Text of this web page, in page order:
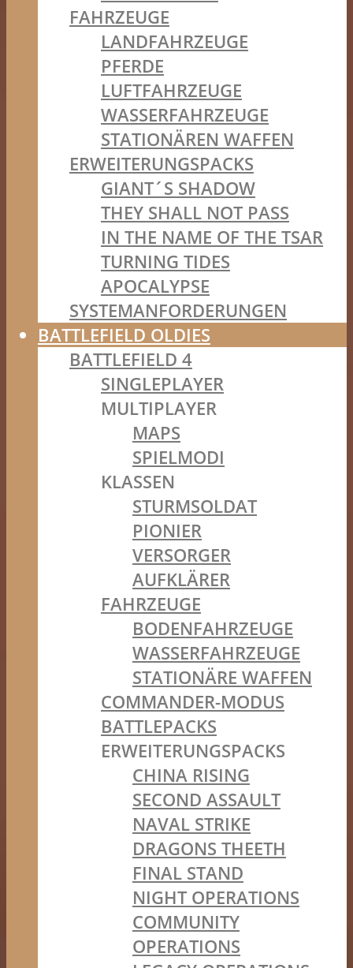
FAHRZEUGE
LANDFAHRZEUGE
PFERDE
LUFTFAHRZEUGE
WASSERFAHRZEUGE
STATIONÄREN WAFFEN
ERWEITERUNGSPACKS
GIANT´S SHADOW
THEY SHALL NOT PASS
IN THE NAME OF THE TSAR
TURNING TIDES
APOCALYPSE
SYSTEMANFORDERUNGEN
BATTLEFIELD OLDIES
BATTLEFIELD 4
SINGLEPLAYER
MULTIPLAYER
MAPS
SPIELMODI
KLASSEN
STURMSOLDAT
PIONIER
VERSORGER
AUFKLÄRER
FAHRZEUGE
BODENFAHRZEUGE
WASSERFAHRZEUGE
STATIONÄRE WAFFEN
COMMANDER-MODUS
BATTLEPACKS
ERWEITERUNGSPACKS
CHINA RISING
SECOND ASSAULT
NAVAL STRIKE
DRAGONS THEETH
FINAL STAND
NIGHT OPERATIONS
COMMUNITY
OPERATIONS